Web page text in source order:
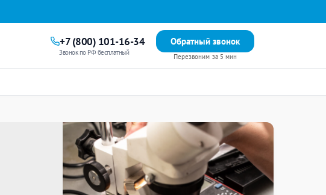
+7 (800) 101-16-34
Звонок по РФ бесплатный
Обратный звонок
Перезвоним за 5 мин